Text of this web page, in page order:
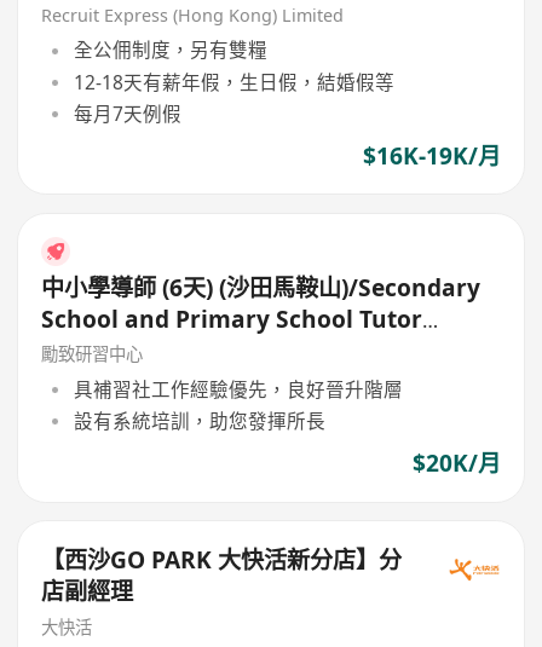
Recruit Express (Hong Kong) Limited
全公佣制度，另有雙糧
12-18天有薪年假，生日假，結婚假等
每月7天例假
$16K-19K/月
中小學導師 (6天) (沙田馬鞍山)/Secondary
School and Primary School Tutor
(6days)
勵致研習中心
具補習社工作經驗優先，良好晉升階層
設有系統培訓，助您發揮所長
$20K/月
【西沙GO PARK 大快活新分店】分
店副經理
大快活